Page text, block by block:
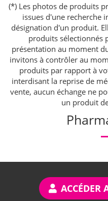
(*) Les photos de produits
issues d'une recherche
désignation d'un produit.
produits sélectionnés
présentation au moment
invitons à contrôler au
produits par rapport à
interdisant la reprise de
vente, aucun échange ne
un produit
ACCÉDER